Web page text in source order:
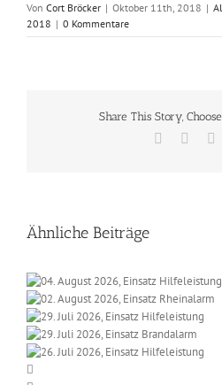
Von Cort Bröcker | Oktober 11th, 2018 |
2018 | 0 Kommentare
Share This Story,
Facebook
Ähnliche Beiträge